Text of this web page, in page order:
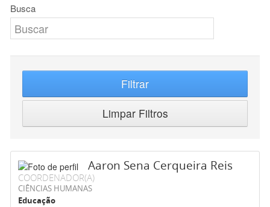
Busca
Filtrar
Limpar Filtros
Aaron Sena Cerqueira Reis
COORDENADOR(A)
CIÊNCIAS HUMANAS
Educação